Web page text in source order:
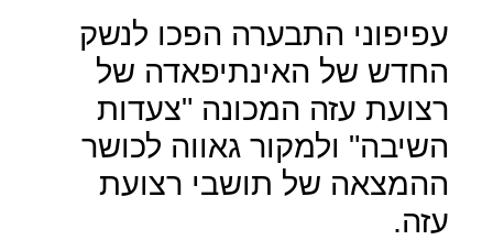
עפיפוני התבערה הפכו לנשק
החדש של האינתיפאדה של
רצועת עזה המכונה "צעדות
השיבה" ולמקור גאווה לכושר
ההמצאה של תושבי רצועת
עזה.